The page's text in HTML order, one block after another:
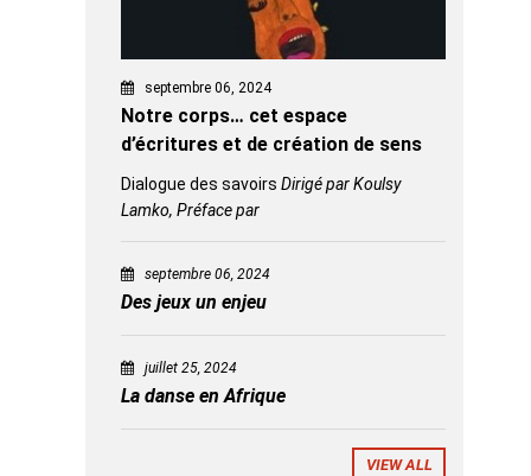
septembre 06, 2024
Notre corps… cet espace
d’écritures et de création de sens
Dialogue des savoirs Dirigé par Koulsy
Lamko, Préface par
septembre 06, 2024
Des jeux un enjeu
juillet 25, 2024
La danse en Afrique
VIEW ALL